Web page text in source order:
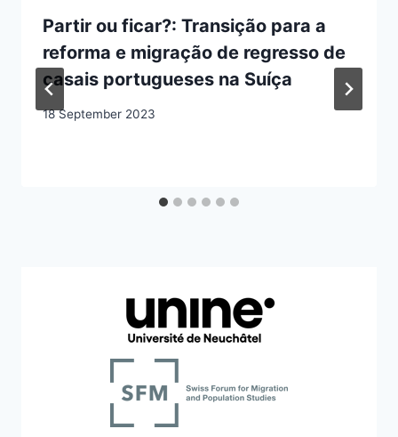
Partir ou ficar?: Transição para a
reforma e migração de regresso de
casais portugueses na Suíça
18 September 2023